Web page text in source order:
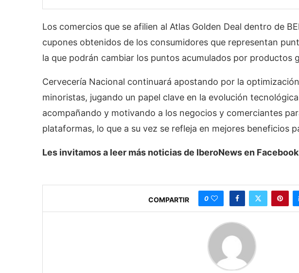
Los comercios que se afilien al Atlas Golden Deal dentro de
cupones obtenidos de los consumidores que representan
la que podrán cambiar los puntos acumulados por productos
Cervecería Nacional continuará apostando por la
minoristas, jugando un papel clave en la evolución
acompañando y motivando a los negocios y comerciantes
plataformas, lo que a su vez se refleja en mejores beneficios
Les invitamos a leer más noticias de IberoNews en
COMPARTIR 0